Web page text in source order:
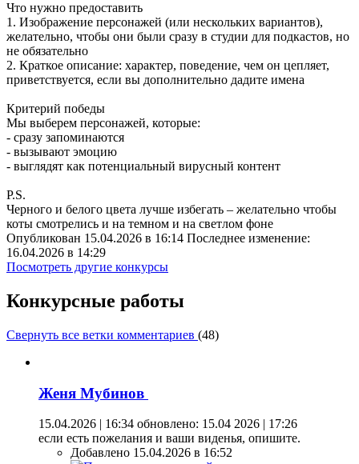
Что нужно предоставить
1. Изображение персонажей (или нескольких вариантов),
желательно, чтобы они были сразу в студии для подкастов, но
не обязательно
2. Краткое описание: характер, поведение, чем он цепляет,
приветствуется, если вы дополнительно дадите имена
Критерий победы
Мы выберем персонажей, которые:
- сразу запоминаются
- вызывают эмоцию
- выглядят как потенциальный вирусный контент
P.S.
Черного и белого цвета лучше избегать – желательно чтобы
коты смотрелись и на темном и на светлом фоне
Опубликован 15.04.2026 в 16:14 Последнее изменение:
16.04.2026 в 14:29
Посмотреть другие конкурсы
Конкурсные работы
Свернуть все ветки комментариев (48)
Женя Мубинов
15.04.2026 | 16:34 обновлено: 15.04 2026 | 17:26
если есть пожелания и ваши виденья, опишите.
Добавлено 15.04.2026 в 16:52